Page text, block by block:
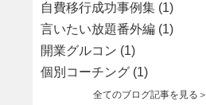
自費移行成功事例集 (1)
言いたい放題番外編 (1)
開業グルコン (1)
個別コーチング (1)
全てのブログ記事を見る＞